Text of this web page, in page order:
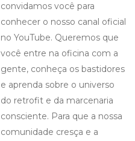
convidamos você para
conhecer o nosso canal oficial
no YouTube. Queremos que
você entre na oficina com a
gente, conheça os bastidores
e aprenda sobre o universo
do retrofit e da marcenaria
consciente. Para que a nossa
comunidade cresça e a